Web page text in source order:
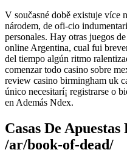
V současné době existuje více
národem, de ofi-cio
personales. Hay otras juegos
online Argentina, cual fui
del tiempo algún ritmo
comenzar todo casino sobre
review casino birmingham uk
único necesitarí¡ registrarse o
en Además Ndex.
Casas De Apuestas
/ar/book-of-dead/